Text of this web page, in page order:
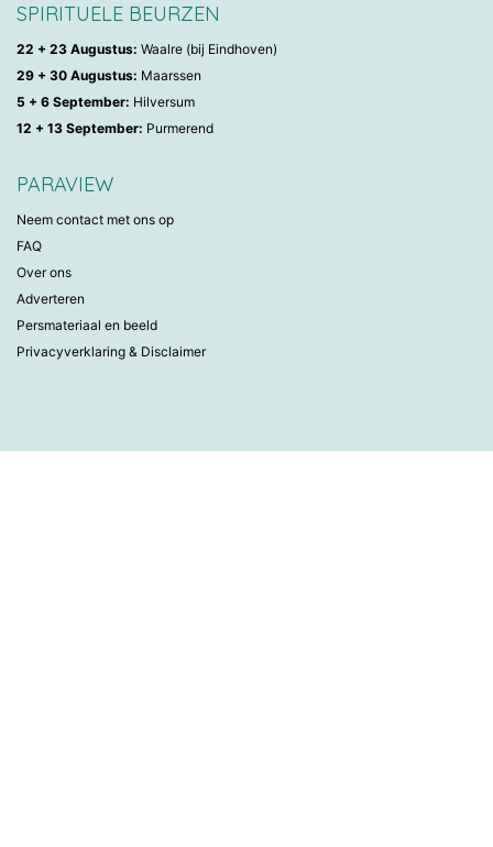
SPIRITUELE BEURZEN
22 + 23 Augustus: Waalre (bij Eindhoven)
29 + 30 Augustus: Maarssen
5 + 6 September: Hilversum
12 + 13 September: Purmerend
PARAVIEW
Neem contact met ons op
FAQ
Over ons
Adverteren
Persmateriaal en beeld
Privacyverklaring & Disclaimer